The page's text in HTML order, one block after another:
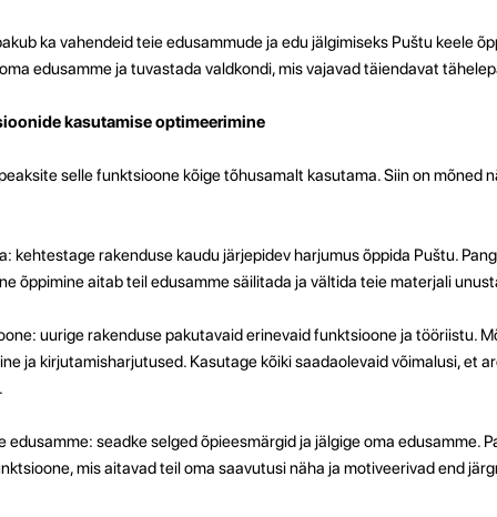
ka vahendeid teie edusammude ja edu jälgimiseks Puštu keele
edusamme ja tuvastada valdkondi, mis vajavad täiendavat
kasutamise optimeerimine
selle funktsioone kõige tõhusamalt kasutama. Siin on mõned
kehtestage rakenduse kaudu järjepidev harjumus õppida Puštu.
õppimine aitab teil edusamme säilitada ja vältida teie materjali
uurige rakenduse pakutavaid erinevaid funktsioone ja tööriistu.
ja kirjutamisharjutused. Kasutage kõiki saadaolevaid võimalusi, et
edusamme: seadke selged õpieesmärgid ja jälgige oma edusamme.
mis aitavad teil oma saavutusi näha ja motiveerivad end